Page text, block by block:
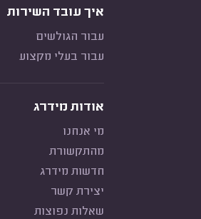
איך עובד השירות
עבור הגולשים
עבור בעלי מקצוע
אודות מידרג
מי אנחנו
מהתקשורת
חדשות מידרג
יצירת קשר
שאלות נפוצות